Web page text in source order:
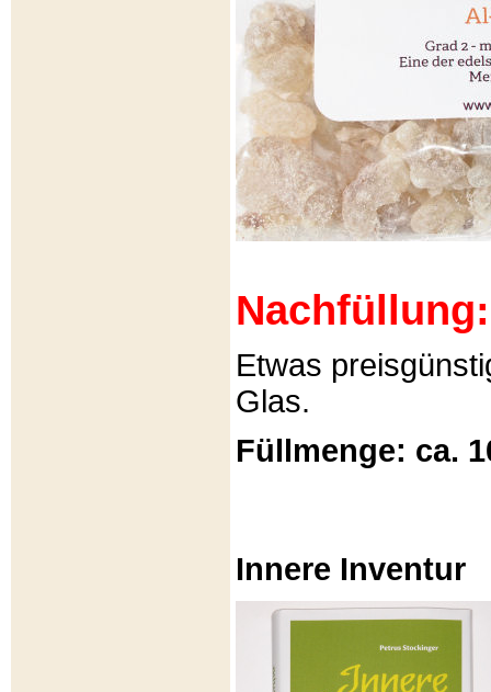
Etwas
Glas.
Füllmenge: ca.
Innere Inventur